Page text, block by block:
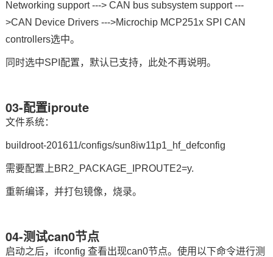
Networking support ---> CAN bus subsystem support ---
>CAN Device Drivers --->Microchip MCP251x SPI CAN
controllers选中。
同时选中SPI配置，默认已支持，此处不再说明。
03-配置iproute
文件系统：
buildroot-201611/configs/sun8iw11p1_hf_defconfig
需要配置上BR2_PACKAGE_IPROUTE2=y.
重新编译，并打包镜像，烧录。
04-测试can0节点
启动之后，ifconfig 查看出现can0节点。使用以下命令进行测